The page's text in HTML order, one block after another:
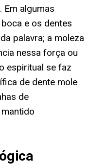
Em algumas
e os dentes
palavra; a moleza
nessa força ou
espiritual se faz
de dente mole
de